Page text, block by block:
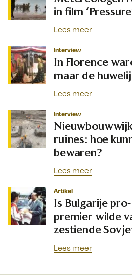
in film
Lees meer
Interview
In Florence
maar de
Lees meer
Interview
ruïnes: hoe
bewaren?
Lees meer
Artikel
Is Bulgarije
premier wilde
zestiende
Lees meer